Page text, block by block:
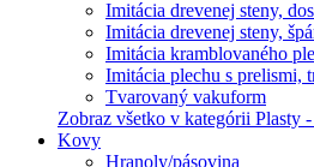
Imitácia drevenej steny,
Imitácia drevenej steny,
Imitácia kramblovaného
Imitácia plechu s prelismi,
Tvarovaný vakuform
Zobraz všetko v kategórii Plasty
Kovy
Hranoly/pásovina